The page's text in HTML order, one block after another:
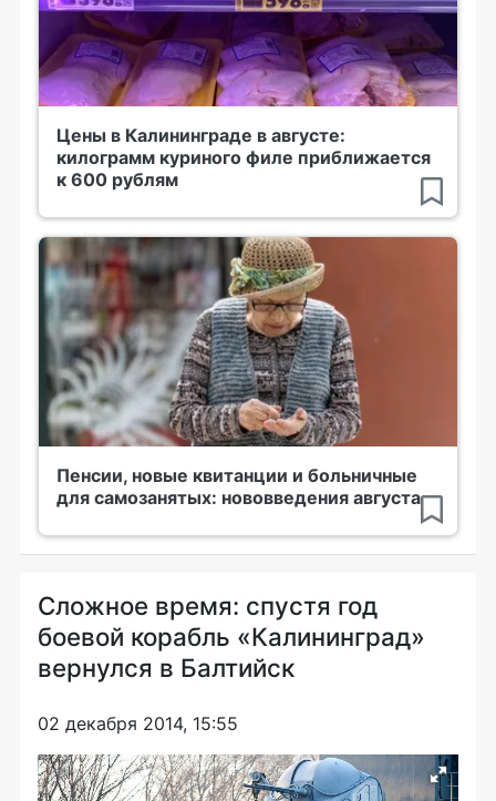
Цены в Калининграде в августе:
килограмм куриного филе приближается
к 600 рублям
Пенсии, новые квитанции и больничные
для самозанятых: нововведения августа
Сложное время: спустя год
боевой корабль «Калининград»
вернулся в Балтийск
02 декабря 2014, 15:55